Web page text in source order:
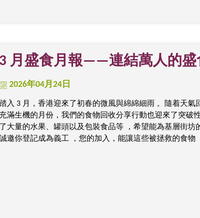
3 月盛食月報——連結萬人的盛
2026年04月24日
踏入 3 月，香港迎來了初春的微風與綿綿細雨 。隨着天氣
充滿生機的月份，我們的食物回收分享行動也迎來了突破
了大量的水果、罐頭以及包裝食品等 ，希望能為基層街坊
邀你登記成為義工 ，您的加入，能讓這些被拯救的食物